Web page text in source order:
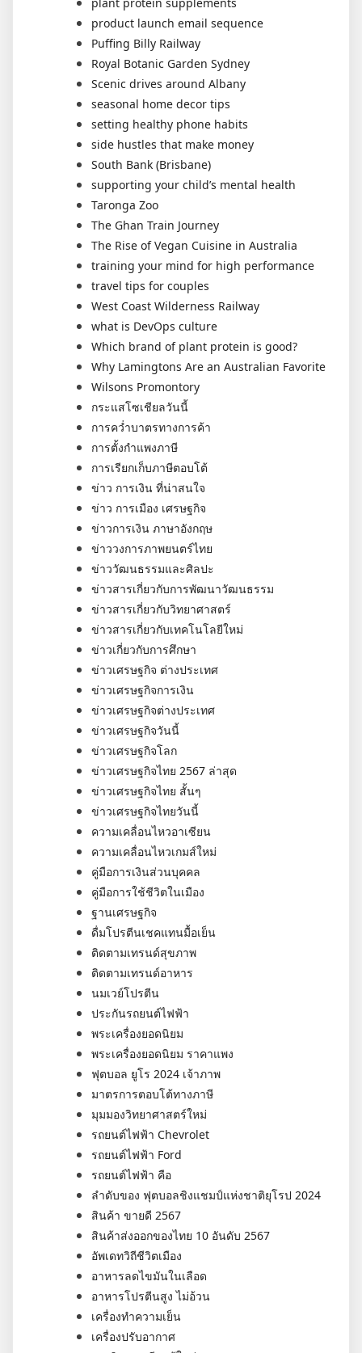
product launch email sequence
Puffing Billy Railway
Royal Botanic Garden Sydney
Scenic drives around Albany
seasonal home decor tips
setting healthy phone habits
side hustles that make money
South Bank (Brisbane)
supporting your child’s mental health
Taronga Zoo
The Ghan Train Journey
The Rise of Vegan Cuisine in Australia
training your mind for high performance
travel tips for couples
West Coast Wilderness Railway
what is DevOps culture
Which brand of plant protein is good?
Why Lamingtons Are an Australian Favorite
Wilsons Promontory
กระแสโซเชียลวันนี้
การคว่ำบาตรทางการค้า
การตั้งกำแพงภาษี
การเรียกเก็บภาษีตอบโต้
ข่าว การเงิน ที่น่าสนใจ
ข่าว การเมือง เศรษฐกิจ
ข่าวการเงิน ภาษาอังกฤษ
ข่าววงการภาพยนตร์ไทย
ข่าววัฒนธรรมและศิลปะ
ข่าวสารเกี่ยวกับการพัฒนาวัฒนธรรม
ข่าวสารเกี่ยวกับวิทยาศาสตร์
ข่าวสารเกี่ยวกับเทคโนโลยีใหม่
ข่าวเกี่ยวกับการศึกษา
ข่าวเศรษฐกิจ ต่างประเทศ
ข่าวเศรษฐกิจการเงิน
ข่าวเศรษฐกิจต่างประเทศ
ข่าวเศรษฐกิจวันนี้
ข่าวเศรษฐกิจโลก
ข่าวเศรษฐกิจไทย 2567 ล่าสุด
ข่าวเศรษฐกิจไทย สั้นๆ
ข่าวเศรษฐกิจไทยวันนี้
ความเคลื่อนไหวอาเซียน
ความเคลื่อนไหวเกมส์ใหม่
คู่มือการเงินส่วนบุคคล
คู่มือการใช้ชีวิตในเมือง
ฐานเศรษฐกิจ
ดื่มโปรตีนเชคแทนมื้อเย็น
ติดตามเทรนด์สุขภาพ
ติดตามเทรนด์อาหาร
นมเวย์โปรตีน
ประกันรถยนต์ไฟฟ้า
พระเครื่องยอดนิยม
พระเครื่องยอดนิยม ราคาแพง
ฟุตบอล ยูโร 2024 เจ้าภาพ
มาตรการตอบโต้ทางภาษี
มุมมองวิทยาศาสตร์ใหม่
รถยนต์ไฟฟ้า Chevrolet
รถยนต์ไฟฟ้า Ford
รถยนต์ไฟฟ้า คือ
ลำดับของ ฟุตบอลชิงแชมป์แห่งชาติยุโรป 2024
สินค้า ขายดี 2567
สินค้าส่งออกของไทย 10 อันดับ 2567
อัพเดทวิถีชีวิตเมือง
อาหารลดไขมันในเลือด
อาหารโปรตีนสูง ไม่อ้วน
เครื่องทำความเย็น
เครื่องปรับอากาศ